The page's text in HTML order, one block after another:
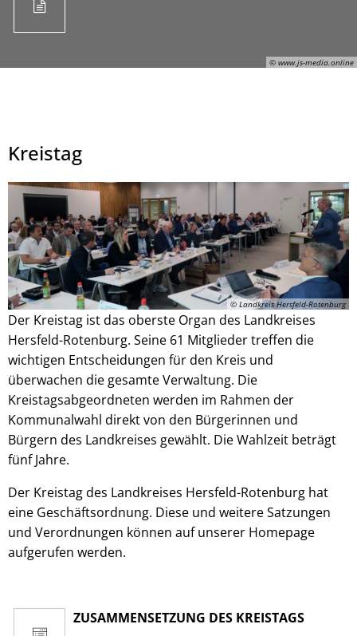
© www.js-media.online
Julian Schaepertoens, © www.js-media.online
Kreistag
© Landkreis Hersfeld-Rotenburg
Der Kreistag ist das oberste Organ des Landkreises
Hersfeld-Rotenburg. Seine 61 Mitglieder treffen die
wichtigen Entscheidungen für den Kreis und
überwachen die gesamte Verwaltung. Die
Kreistagsabgeordneten werden im Rahmen der
Kommunalwahl direkt von den Bürgerinnen und
Bürgern des Landkreises gewählt. Die Wahlzeit beträgt
fünf Jahre.
Der Kreistag des Landkreises Hersfeld-Rotenburg hat
eine Geschäftsordnung. Diese und weitere Satzungen
und Verordnungen können auf unserer Homepage
aufgerufen werden.
ZUSAMMENSETZUNG DES KREISTAGS